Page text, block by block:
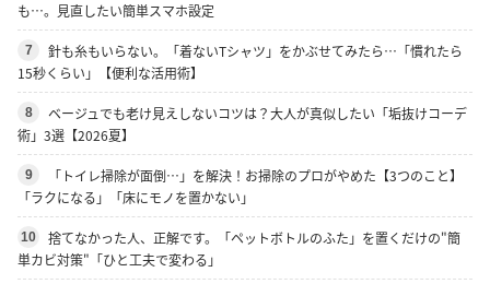
も…。見直したい簡単スマホ設定
7
針も糸もいらない。「着ないTシャツ」をかぶせてみたら…「慣れたら
15秒くらい」【便利な活用術】
8
ベージュでも老け見えしないコツは？大人が真似したい「垢抜けコーデ
術」3選【2026夏】
9
「トイレ掃除が面倒…」を解決！お掃除のプロがやめた【3つのこと】
「ラクになる」「床にモノを置かない」
10
捨てなかった人、正解です。「ペットボトルのふた」を置くだけの"簡
単カビ対策"「ひと工夫で変わる」